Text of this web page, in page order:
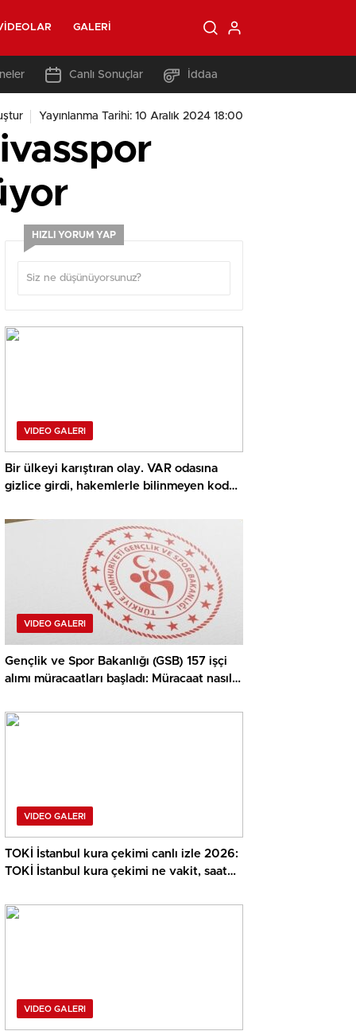
GALERI
Canlı Sonuçlar İddaa
Yayınlanma Tarihi: 10 Aralık 2024 18:00
HIZLI YORUM YAP
VIDEO GALERI
Bir ülkeyi karıştıran olay. VAR odasına
gizlice girdi, hakemlerle bilinmeyen kod
VIDEO GALERI
Gençlik ve Spor Bakanlığı (GSB) 157 işçi
alımı müracaatları başladı: Müracaat nasıl
VIDEO GALERI
TOKİ İstanbul kura çekimi canlı izle 2026:
TOKİ İstanbul kura çekimi ne vakit, saat
VIDEO GALERI